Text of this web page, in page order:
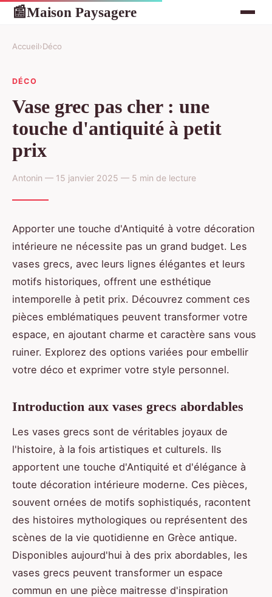
📰Maison Paysagere
Accueil›Déco
DÉCO
Vase grec pas cher : une
touche d'antiquité à petit
prix
Antonin — 15 janvier 2025 — 5 min de lecture
Apporter une touche d'Antiquité à votre décoration
intérieure ne nécessite pas un grand budget. Les
vases grecs, avec leurs lignes élégantes et leurs
motifs historiques, offrent une esthétique
intemporelle à petit prix. Découvrez comment ces
pièces emblématiques peuvent transformer votre
espace, en ajoutant charme et caractère sans vous
ruiner. Explorez des options variées pour embellir
votre déco et exprimer votre style personnel.
Introduction aux vases grecs abordables
Les vases grecs sont de véritables joyaux de
l'histoire, à la fois artistiques et culturels. Ils
apportent une touche d'Antiquité et d'élégance à
toute décoration intérieure moderne. Ces pièces,
souvent ornées de motifs sophistiqués, racontent
des histoires mythologiques ou représentent des
scènes de la vie quotidienne en Grèce antique.
Disponibles aujourd'hui à des prix abordables, les
vases grecs peuvent transformer un espace
commun en une pièce maitresse d'inspiration